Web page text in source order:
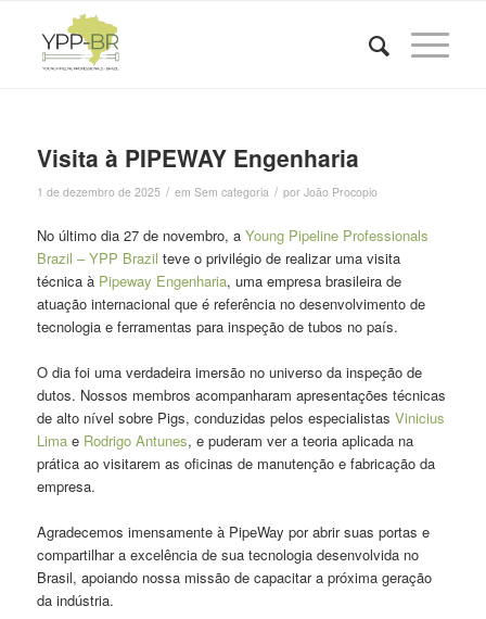
Visita à PIPEWAY Engenharia
1 de dezembro de 2025 / em Sem categoria / por João Procopio
No último dia 27 de novembro, a Young Pipeline Professionals
Brazil – YPP Brazil teve o privilégio de realizar uma visita
técnica à Pipeway Engenharia, uma empresa brasileira de
atuação internacional que é referência no desenvolvimento de
tecnologia e ferramentas para inspeção de tubos no país.
​O dia foi uma verdadeira imersão no universo da inspeção de
dutos. Nossos membros acompanharam apresentações técnicas
de alto nível sobre Pigs, conduzidas pelos especialistas Vinicius
Limae Rodrigo Antunes, e puderam ver a teoria aplicada na
prática ao visitarem as oficinas de manutenção e fabricação da
empresa.
​Agradecemos imensamente à PipeWay por abrir suas portas e
compartilhar a excelência de sua tecnologia desenvolvida no
Brasil, apoiando nossa missão de capacitar a próxima geração
da indústria.